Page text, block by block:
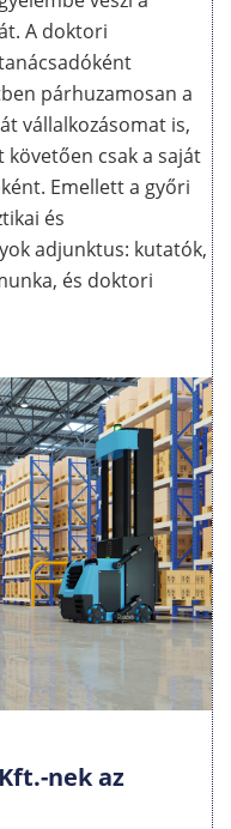
A doktori
párhuzamosan a
vállalkozásomat is,
követően csak a saját
Emellett a győri
és
adjunktus: kutatók,
és doktori
nek az